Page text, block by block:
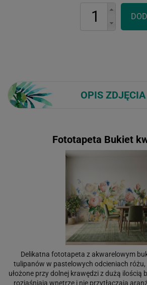
OPIS ZDJĘCIA
Fototapeta Bukiet
Delikatna fototapeta z akwarelowym
tulipanów w pastelowych odcieniach różu,
ułożone przy dolnej krawędzi z dużą ilością
rozjaśniają wnętrze i nie przytłaczają